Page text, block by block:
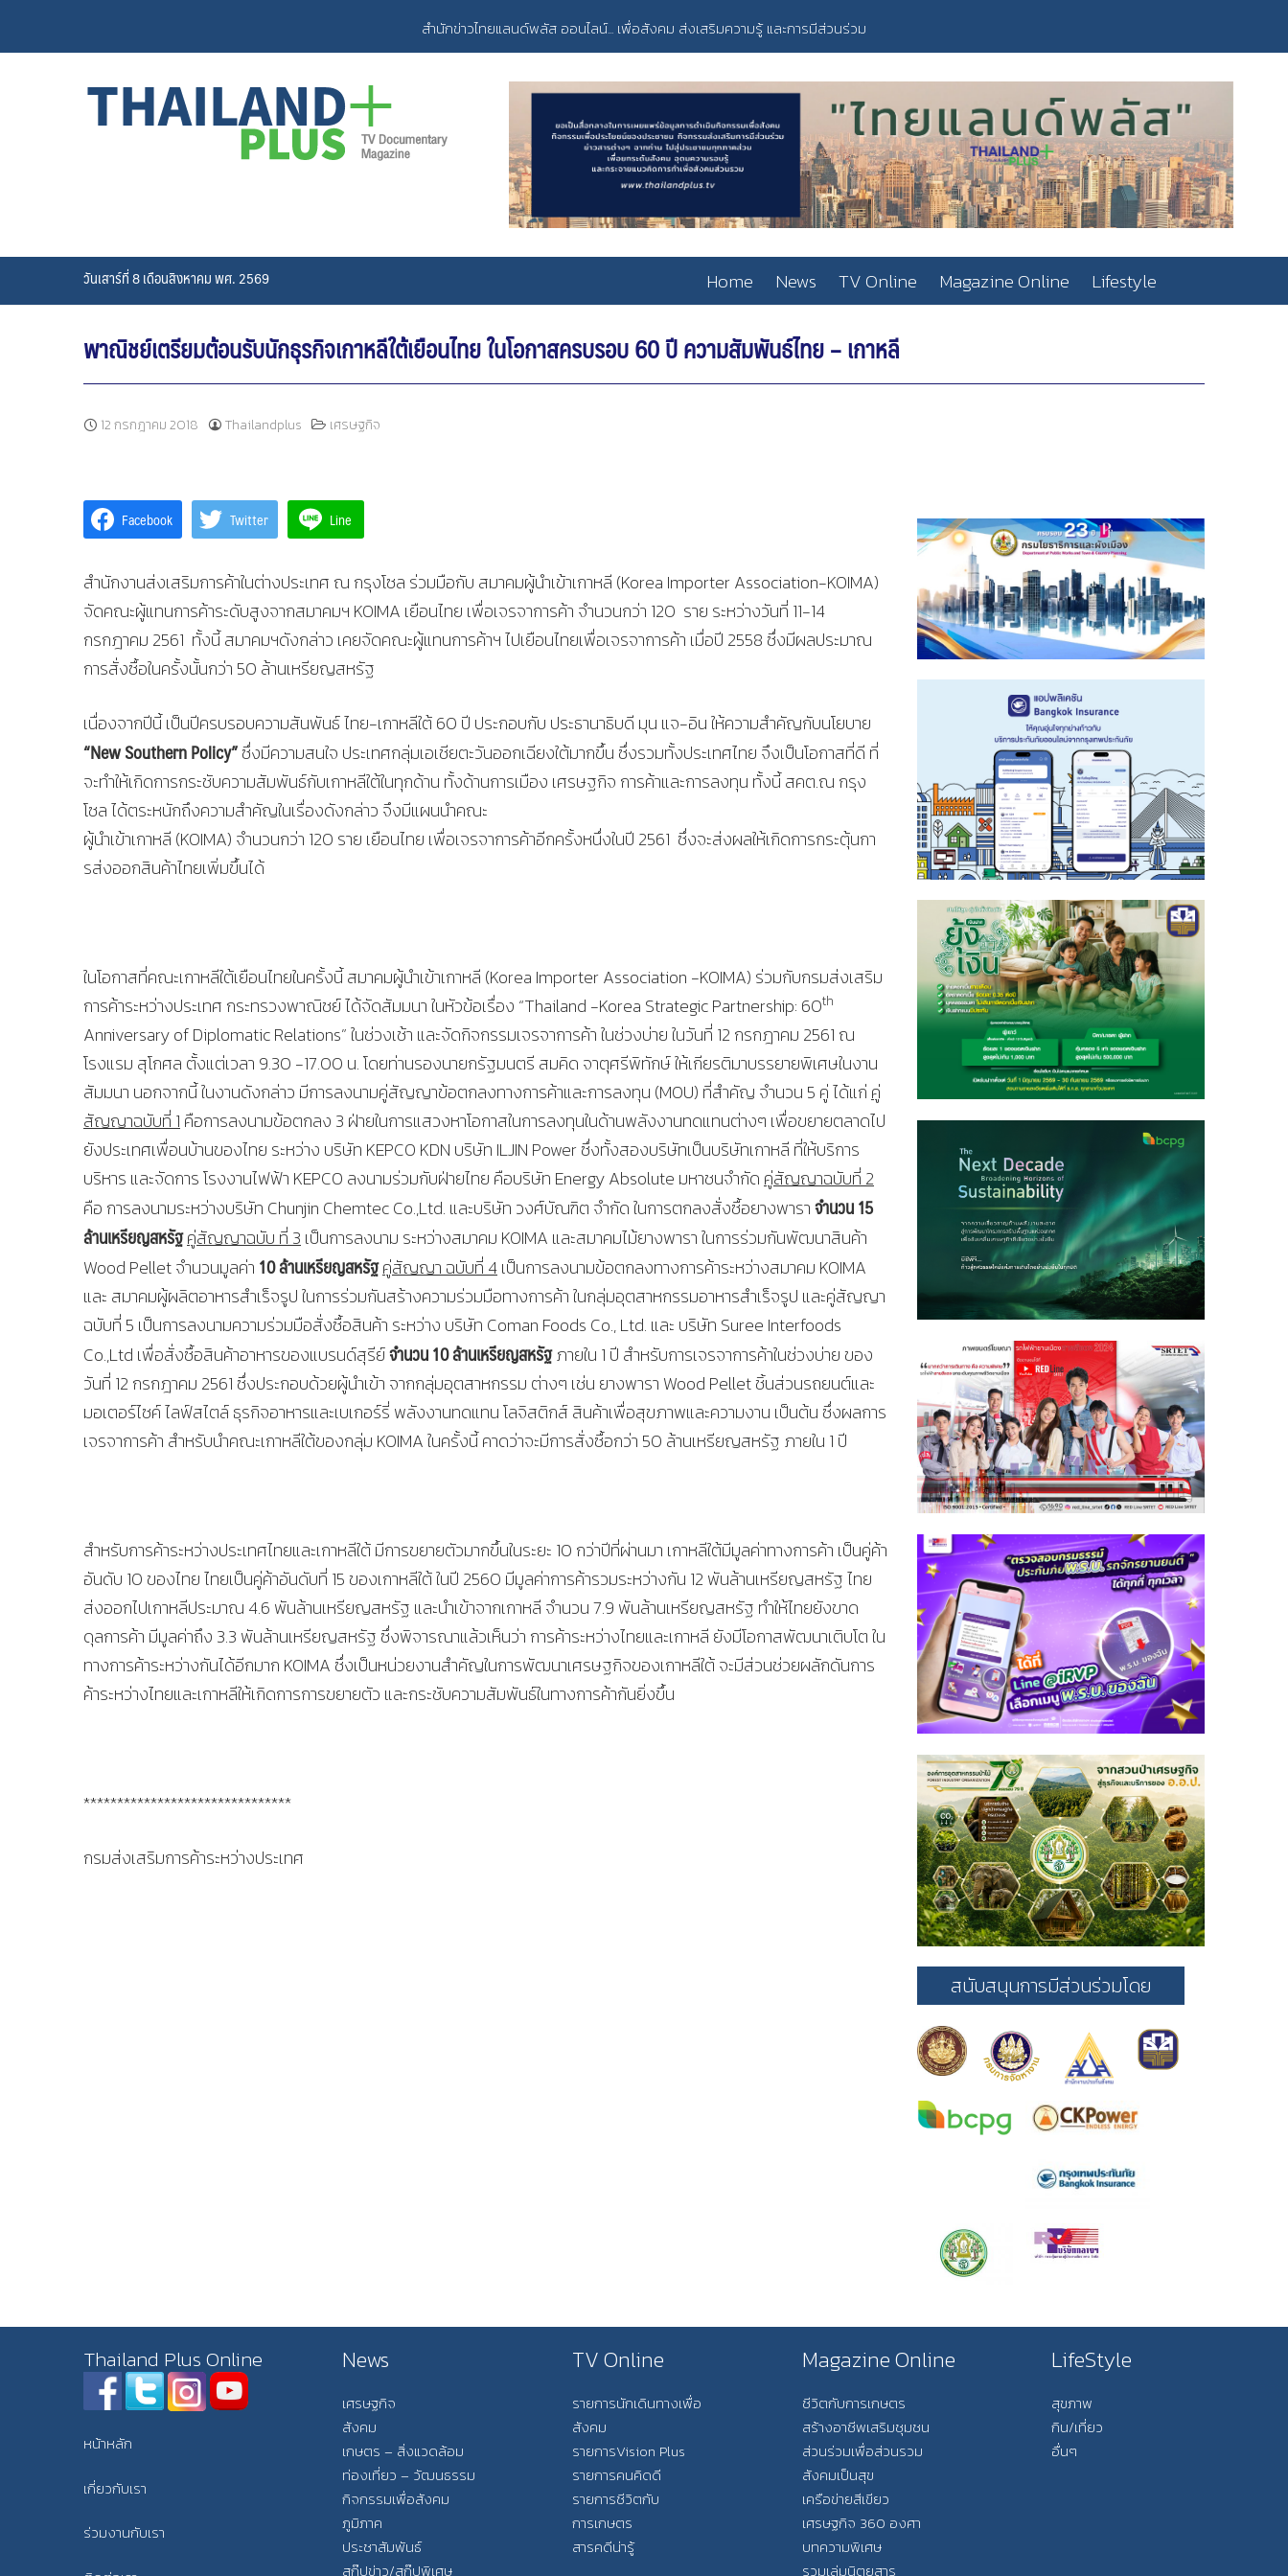
content
สำนักข่าวไทยแลนด์พลัส ออนไลน์... เพื่อสังคม ส่งเสริมความรู้ และการมีส่วนร่วม
วันเสาร์ที่ 8 เดือนสิงหาคม พศ. 2569 Home News TV Online Magazine Online Lifestyle
พาณิชย์เตรียมต้อนรับนักธุรกิจเกาหลีใต้เยือนไทย ในโอกาสครบรอบ 60 ปี ความสัมพันธ์ไทย – เกาหลี
12 กรกฎาคม 2018 Thailandplus เศรษฐกิจ
Facebook Twitter Line
สำนักงานส่งเสริมการค้าในต่างประเทศ ณ กรุงโซล ร่วมมือกับ สมาคมผู้นำเข้าเกาหลี (Korea Importer Association-KOIMA)
จัดคณะผู้แทนการค้าระดับสูงจากสมาคมฯ KOIMA เยือนไทย เพื่อเจรจาการค้า จำนวนกว่า 120 ราย ระหว่างวันที่ 11-14
กรกฎาคม 2561 ทั้งนี้ สมาคมฯดังกล่าว เคยจัดคณะผู้แทนการค้าฯ ไปเยือนไทยเพื่อเจรจาการค้า เมื่อปี 2558 ซึ่งมีผลประมาณ
การสั่งซื้อในครั้งนั้นกว่า 50 ล้านเหรียญสหรัฐ
เนื่องจากปีนี้ เป็นปีครบรอบความสันพันธ์ ไทย-เกาหลีใต้ 60 ปี ประกอบกับ ประธานาธิบดี มุน แจ-อิน ให้ความสำคัญกับนโยบาย
“New Southern Policy”ซึ่งมีความสนใจ ประเทศกลุ่มเอเชียตะวันออกเฉียงใต้มากขึ้น ซึ่งรวมทั้งประเทศไทย จึงเป็นโอกาสที่ดี ที่
จะทำให้เกิดการกระชับความสัมพันธ์กับเกาหลีใต้ในทุกด้าน ทั้งด้านการเมือง เศรษฐกิจ การค้าและการลงทุน ทั้งนี้ สคต.ณ กรุง
โซล ได้ตระหนักถึงความสำคัญในเรื่องดังกล่าว จึงมีแผนนำคณะ
ผู้นำเข้าเกาหลี (KOIMA) จำนวนกว่า 120 ราย เยือนไทย เพื่อเจรจาการค้าอีกครั้งหนึ่งในปี 2561 ซึ่งจะส่งผลให้เกิดการกระตุ้นกา
รส่งออกสินค้าไทยเพิ่มขึ้นได้
ในโอกาสที่คณะเกาหลีใต้เยือนไทยในครั้งนี้ สมาคมผู้นำเข้าเกาหลี (Korea Importer Association -KOIMA) ร่วมกับกรมส่งเสริม
การค้าระหว่างประเทศ กระทรวงพาณิชย์ ได้จัดสัมมนา ในหัวข้อเรื่อง “Thailand -Korea Strategic Partnership: 60th
Anniversary of Diplomatic Relations” ในช่วงเช้า และจัดกิจกรรมเจรจาการค้า ในช่วงบ่าย ในวันที่ 12 กรกฎาคม 2561 ณ
โรงแรม สุโกศล ตั้งแต่เวลา 9.30 -17.00 น. โดยท่านรองนายกรัฐมนตรี สมคิด จาตุศรีพิทักษ์ ให้เกียรติมาบรรยายพิเศษในงาน
สัมมนา นอกจากนี้ ในงานดังกล่าว มีการลงนามคู่สัญญาข้อตกลงทางการค้าและการลงทุน (MOU) ที่สำคัญ จำนวน 5 คู่ ได้แก่ คู่
สัญญาฉบับที่ 1 คือการลงนามข้อตกลง 3 ฝ่ายในการแสวงหาโอกาสในการลงทุนในด้านพลังงานทดแทนต่างๆ เพื่อขยายตลาดไป
ยังประเทศเพื่อนบ้านของไทย ระหว่าง บริษัท KEPCO KDN บริษัท ILJIN Power ซึ่งทั้งสองบริษัทเป็นบริษัทเกาหลี ที่ให้บริการ
บริหาร และจัดการ โรงงานไฟฟ้า KEPCO ลงนามร่วมกับฝ่ายไทย คือบริษัท Energy Absolute มหาชนจำกัด คู่สัญญาฉบับที่ 2
คือ การลงนามระหว่างบริษัท Chunjin Chemtec Co.,Ltd. และบริษัท วงศ์บัณฑิต จำกัด ในการตกลงสั่งซื้อยางพาราจำนวน 15
ล้านเหรียญสหรัฐคู่สัญญาฉบับ ที่ 3 เป็นการลงนาม ระหว่างสมาคม KOIMA และสมาคมไม้ยางพารา ในการร่วมกันพัฒนาสินค้า
Wood Pellet จำนวนมูลค่า 10 ล้านเหรียญสหรัฐคู่สัญญา ฉบับที่ 4เป็นการลงนามข้อตกลงทางการค้าระหว่างสมาคม KOIMA
และ สมาคมผู้ผลิตอาหารสำเร็จรูป ในการร่วมกันสร้างความร่วมมือทางการค้า ในกลุ่มอุตสาหกรรมอาหารสำเร็จรูป และคู่สัญญา
ฉบับที่ 5 เป็นการลงนามความร่วมมือสั่งซื้อสินค้า ระหว่าง บริษัท Coman Foods Co., Ltd. และ บริษัท Suree Interfoods
Co.,Ltd เพื่อสั่งซื้อสินค้าอาหารของแบรนด์สุรีย์จำนวน 10 ล้านเหรียญสหรัฐภายใน 1 ปี สำหรับการเจรจาการค้าในช่วงบ่าย ของ
วันที่ 12 กรกฎาคม 2561 ซึ่งประกอบด้วยผู้นำเข้า จากกลุ่มอุตสาหกรรม ต่างๆ เช่น ยางพารา Wood Pellet ชิ้นส่วนรถยนต์และ
มอเตอร์ไซค์ ไลฟ์สไตล์ ธุรกิจอาหารและเบเกอร์รี่ พลังงานทดแทน โลจิสติกส์ สินค้าเพื่อสุขภาพและความงาน เป็นต้น ซึ่งผลการ
เจรจาการค้า สำหรับนำคณะเกาหลีใต้ของกลุ่ม KOIMA ในครั้งนี้ คาดว่าจะมีการสั่งซื้อกว่า 50 ล้านเหรียญสหรัฐ ภายใน 1 ปี
สำหรับการค้าระหว่างประเทศไทยและเกาหลีใต้ มีการขยายตัวมากขึ้นในระยะ 10 กว่าปีที่ผ่านมา เกาหลีใต้มีมูลค่าทางการค้า เป็นคู่ค้า
อันดับ 10 ของไทย ไทยเป็นคู่ค้าอันดับที่ 15 ของเกาหลีใต้ ในปี 2560 มีมูลค่าการค้ารวมระหว่างกัน 12 พันล้านเหรียญสหรัฐ ไทย
ส่งออกไปเกาหลีประมาณ 4.6 พันล้านเหรียญสหรัฐ และนำเข้าจากเกาหลี จำนวน 7.9 พันล้านเหรียญสหรัฐ ทำให้ไทยยังขาด
ดุลการค้า มีมูลค่าถึง 3.3 พันล้านเหรียญสหรัฐ ซึ่งพิจารณาแล้วเห็นว่า การค้าระหว่างไทยและเกาหลี ยังมีโอกาสพัฒนาเติบโต ใน
ทางการค้าระหว่างกันได้อีกมาก KOIMA ซึ่งเป็นหน่วยงานสำคัญในการพัฒนาเศรษฐกิจของเกาหลีใต้ จะมีส่วนช่วยผลักดันการ
ค้าระหว่างไทยและเกาหลีให้เกิดการการขยายตัว และกระชับความสัมพันธ์ในทางการค้ากันยิ่งขึ้น
*******************************
กรมส่งเสริมการค้าระหว่างประเทศ
สนับสนุนการมีส่วนร่วมโดย
Thailand Plus Online
หน้าหลัก
เกี่ยวกับเรา
ร่วมงานกับเรา
News
เศรษฐกิจ
สังคม
เกษตร – สิ่งแวดล้อม
ท่องเที่ยว – วัฒนธรรม
กิจกรรมเพื่อสังคม
ภูมิภาค
ประชาสัมพันธ์
สกู๊ปข่าว/สกู๊ปพิเศษ
TV Online
รายการนักเดินทางเพื่อ
สังคม
รายการVision Plus
รายการคนคิดดี
รายการชีวิตกับ
การเกษตร
สารคดีน่ารู้
Magazine Online
ชีวิตกับการเกษตร
สร้างอาชีพเสริมชุมชน
ส่วนร่วมเพื่อส่วนรวม
สังคมเป็นสุข
เครือข่ายสีเขียว
เศรษฐกิจ 360 องศา
บทความพิเศษ
รวมเล่มนิตยสาร
LifeStyle
สุขภาพ
กิน/เที่ยว
อื่นๆ